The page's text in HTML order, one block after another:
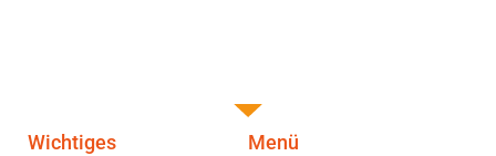
Wichtiges Menü